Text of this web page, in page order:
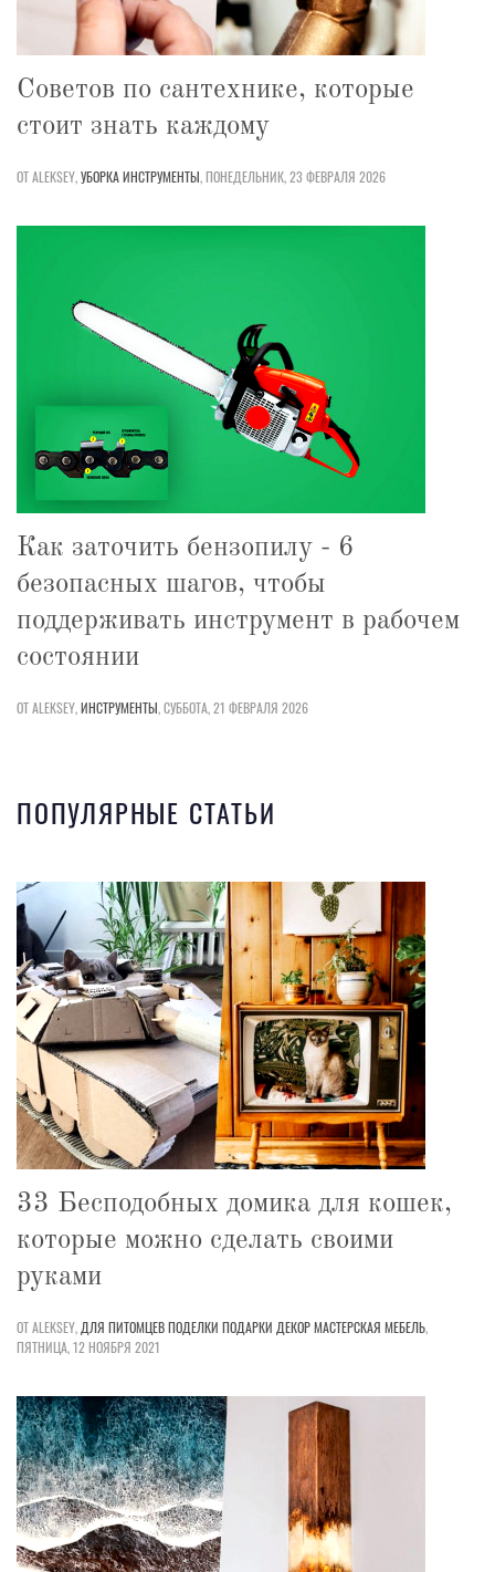
Советов по сантехнике, которые
стоит знать каждому
ОТ ALEKSEY,УБОРКАИНСТРУМЕНТЫ,ПОНЕДЕЛЬНИК, 23 ФЕВРАЛЯ 2026
Как заточить бензопилу - 6
безопасных шагов, чтобы
поддерживать инструмент в рабочем
состоянии
ОТ ALEKSEY,ИНСТРУМЕНТЫ,СУББОТА, 21 ФЕВРАЛЯ 2026
ПОПУЛЯРНЫЕ СТАТЬИ
33 Бесподобных домика для кошек,
которые можно сделать своими
руками
ОТ ALEKSEY, ДЛЯ ПИТОМЦЕВПОДЕЛКИ ПОДАРКИ ДЕКОРМАСТЕРСКАЯ МЕБЕЛЬ,
ПЯТНИЦА, 12 НОЯБРЯ 2021